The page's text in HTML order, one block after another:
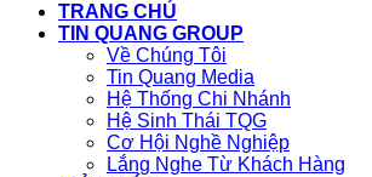
TRANG CHỦ
TIN QUANG GROUP
Về Chúng Tôi
Tin Quang Media
Hệ Thống Chi Nhánh
Hệ Sinh Thái TQG
Cơ Hội Nghề Nghiệp
Lắng Nghe Từ Khách Hàng